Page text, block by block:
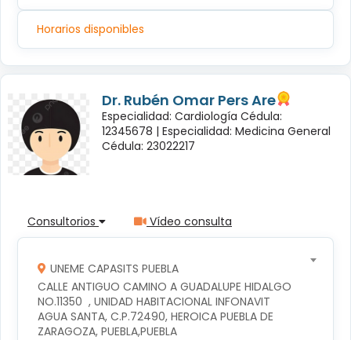
Horarios disponibles
Dr. Rubén Omar Pers Are
Especialidad: Cardiología Cédula:
12345678 | Especialidad: Medicina General
Cédula: 23022217
Consultorios Vídeo consulta
UNEME CAPASITS PUEBLA
CALLE ANTIGUO CAMINO A GUADALUPE HIDALGO
NO.11350  , UNIDAD HABITACIONAL INFONAVIT
AGUA SANTA, C.P.72490, HEROICA PUEBLA DE
ZARAGOZA, PUEBLA,PUEBLA